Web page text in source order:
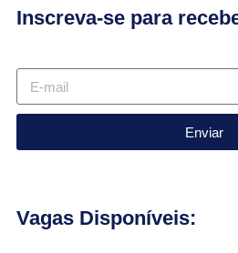
Inscreva-se para
Enviar
Vagas Disponíveis: